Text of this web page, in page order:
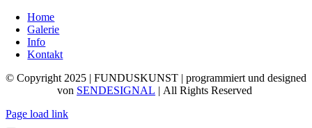
Home
Galerie
Info
Kontakt
© Copyright 2025 | FUNDUSKUNST | programmiert und designed
von SENDESIGNAL | All Rights Reserved
Page load link